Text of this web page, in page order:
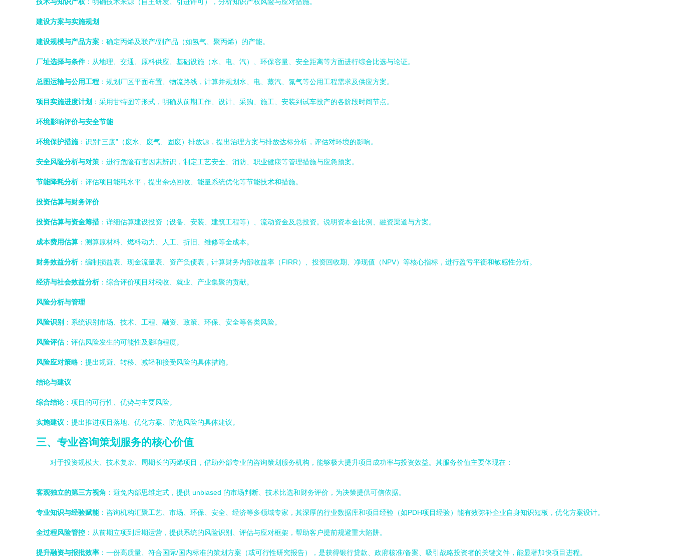
建设方案与实施规划
建设规模与产品方案 ：确定丙烯及联产/副产品（如氢气、聚丙烯）的产能。
厂址选择与条件：从地理、交通、原料供应、基础设施（水、电、汽）、环保容量、安全距离等方面进行综合比选与论证。
总图运输与公用工程 ：规划厂区平面布置、物流路线，计算并规划水、电、蒸汽、氮气等公用工程需求及供应方案。
项目实施进度计划 ：采用甘特图等形式，明确从前期工作、设计、采购、施工、安装到试车投产的各阶段时间节点。
环境影响评价与安全节能
环境保护措施：识别“三废”（废水、废气、固废）排放源，提出治理方案与排放达标分析，评估对环境的影响。
安全风险分析与对策 ：进行危险有害因素辨识，制定工艺安全、消防、职业健康等管理措施与应急预案。
节能降耗分析：评估项目能耗水平，提出余热回收、能量系统优化等节能技术和措施。
投资估算与财务评价
投资估算与资金筹措 ：详细估算建设投资（设备、安装、建筑工程等）、流动资金及总投资。说明资本金比例、融资渠道与方案。
成本费用估算 ：测算原材料、燃料动力、人工、折旧、维修等全成本。
财务效益分析：编制损益表、现金流量表、资产负债表，计算财务内部收益率（FIRR）、投资回收期、净现值（NPV）等核心指标，进行盈亏平衡和敏感性分析。
经济与社会效益分析：综合评价项目对税收、就业、产业集聚的贡献。
风险分析与管理
风险识别 ：系统识别市场、技术、工程、融资、政策、环保、安全等各类风险。
风险评估：评估风险发生的可能性及影响程度。
风险应对策略 ：提出规避、转移、减轻和接受风险的具体措施。
结论与建议
综合结论 ：项目的可行性、优势与主要风险。
实施建议 ：提出推进项目落地、优化方案、防范风险的具体建议。
三、专业咨询策划服务的核心价值
对于投资规模大、技术复杂、周期长的丙烯项目，借助外部专业的咨询策划服务机构，能够极大提升项目成功率与投资效益。其服务价值主要体现在：
客观独立的第三方视角 ：避免内部思维定式，提供 unbiased 的市场判断、技术比选和财务评价，为决策提供可信依据。
专业知识与经验赋能：咨询机构汇聚工艺、市场、环保、安全、经济等多领域专家，其深厚的行业数据库和项目经验（如PDH项目经验）能有效弥补企业自身知识短板，优化方案设计。
全过程风险管控 ：从前期立项到后期运营，提供系统的风险识别、评估与应对框架，帮助客户提前规避重大陷阱。
提升融资与报批效率 ：一份高质量、符合国际/国内标准的策划方案（或可行性研究报告），是获得银行贷款、政府核准/备案、吸引战略投资者的关键文件，能显著加快项目进程。